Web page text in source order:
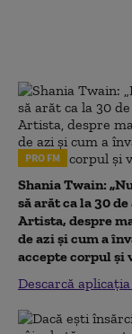
PRO FM
Shania Twain:
să arăt ca la 30 de
Artista, despre
de azi și cum a
accepte corpul și
Descarcă